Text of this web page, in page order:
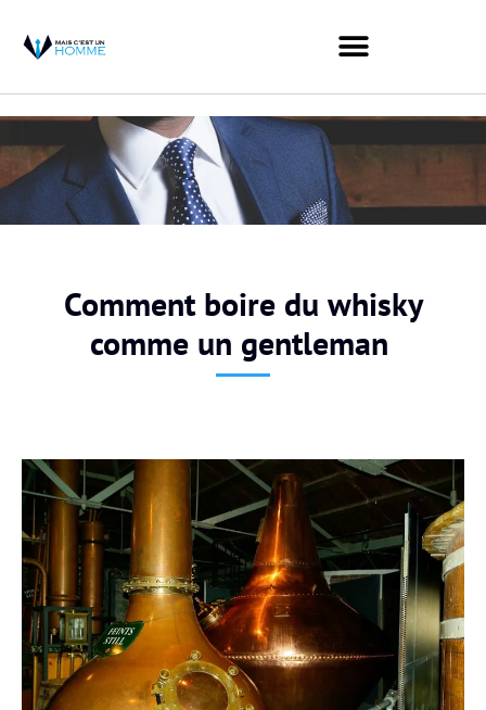
Comment boire du whisky
comme un gentleman